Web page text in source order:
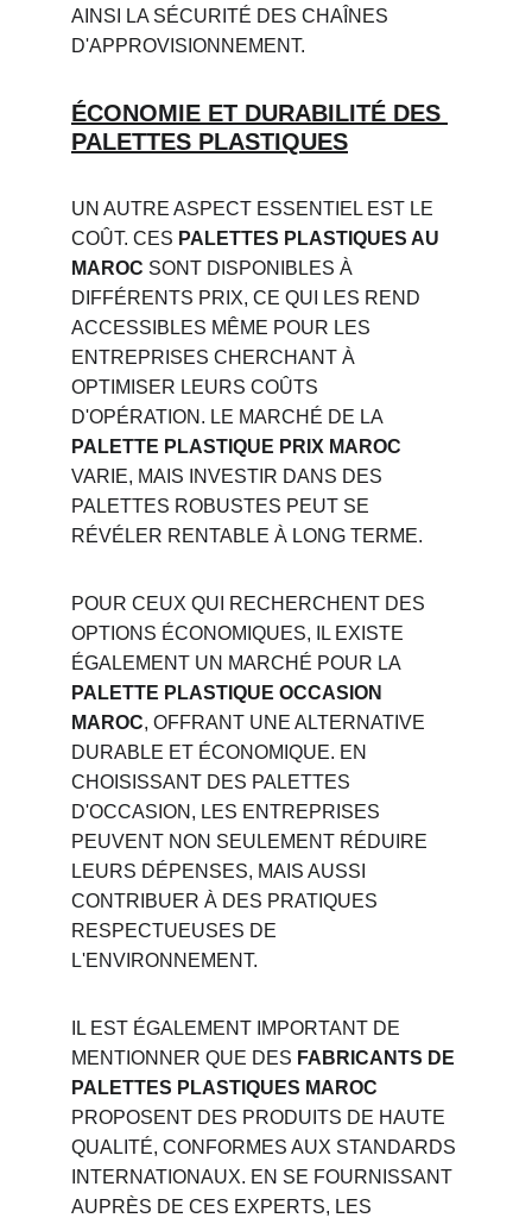
AINSI LA SÉCURITÉ DES CHAÎNES
D'APPROVISIONNEMENT.
ÉCONOMIE ET DURABILITÉ DES
PALETTES PLASTIQUES
UN AUTRE ASPECT ESSENTIEL EST LE
COÛT. CES PALETTES PLASTIQUES AU
MAROC SONT DISPONIBLES À
DIFFÉRENTS PRIX, CE QUI LES REND
ACCESSIBLES MÊME POUR LES
ENTREPRISES CHERCHANT À
OPTIMISER LEURS COÛTS
D'OPÉRATION. LE MARCHÉ DE LA
PALETTE PLASTIQUE PRIX MAROC
VARIE, MAIS INVESTIR DANS DES
PALETTES ROBUSTES PEUT SE
RÉVÉLER RENTABLE À LONG TERME.
POUR CEUX QUI RECHERCHENT DES
OPTIONS ÉCONOMIQUES, IL EXISTE
ÉGALEMENT UN MARCHÉ POUR LA
PALETTE PLASTIQUE OCCASION
MAROC, OFFRANT UNE ALTERNATIVE
DURABLE ET ÉCONOMIQUE. EN
CHOISISSANT DES PALETTES
D'OCCASION, LES ENTREPRISES
PEUVENT NON SEULEMENT RÉDUIRE
LEURS DÉPENSES, MAIS AUSSI
CONTRIBUER À DES PRATIQUES
RESPECTUEUSES DE
L'ENVIRONNEMENT.
IL EST ÉGALEMENT IMPORTANT DE
MENTIONNER QUE DES FABRICANTS DE
PALETTES PLASTIQUES MAROC
PROPOSENT DES PRODUITS DE HAUTE
QUALITÉ, CONFORMES AUX STANDARDS
INTERNATIONAUX. EN SE FOURNISSANT
AUPRÈS DE CES EXPERTS, LES